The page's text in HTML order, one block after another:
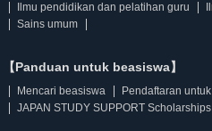
Ilmu pendidikan dan pelatihan guru
Sains umum
【Panduan untuk beasiswa】
Mencari beasiswa
Pendaftaran
JAPAN STUDY SUPPORT Scholarships